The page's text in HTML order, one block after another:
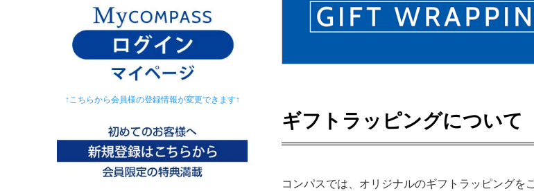
ギフトラッピングについて
コンパスでは、オリジナルのギフトラッピングを
↑こちらから会員様の登録情報が変更できます↑